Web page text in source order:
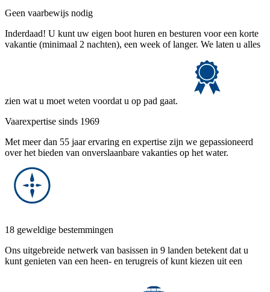
Geen vaarbewijs nodig
Inderdaad! U kunt uw eigen boot huren en besturen voor een korte
vakantie (minimaal 2 nachten), een week of langer. We laten u alles
zien wat u moet weten voordat u op pad gaat.
Vaarexpertise sinds 1969
Met meer dan 55 jaar ervaring en expertise zijn we gepassioneerd
over het bieden van onverslaanbare vakanties op het water.
18 geweldige bestemmingen
Ons uitgebreide netwerk van basissen in 9 landen betekent dat u
kunt genieten van een heen- en terugreis of kunt kiezen uit een